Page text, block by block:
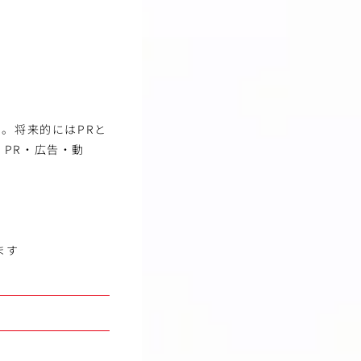
将来的にはPRと
・広告・動
す